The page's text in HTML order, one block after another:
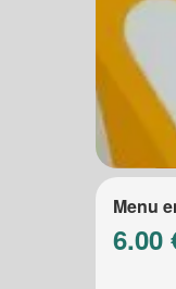
Menu
6.00